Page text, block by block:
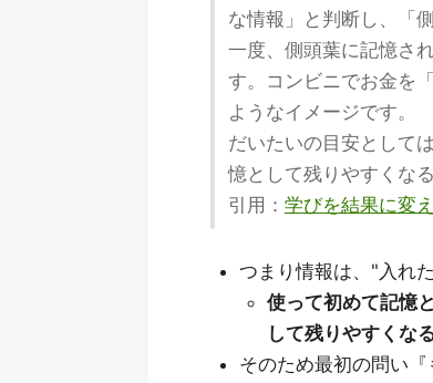
な情報」と判断し、「
一度、側頭葉に記憶さ
す。コンビニでお金を
ようなイメージです。
だいたいの目安として
憶として残りやすくな
引用： 学びを結果に変
つまり情報は、"入れ
使って初めて記憶
して残りやすくな
そのため最初の問い